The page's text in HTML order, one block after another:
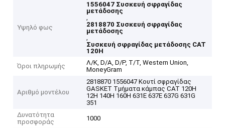
Υψηλό φως
1556047 Συσκευή σφραγίδας
μετάδοσης
,
2818870 Συσκευή σφραγίδας
μετάδοσης
,
Συσκευή σφραγίδας μετάδοσης CAT
120H
Όροι πληρωμής
Λ/Κ, D/A, D/P, T/T, Western Union,
MoneyGram
Αριθμό μοντέλου
2818870 1556047 Κουτί σφραγίδας
GASKET Τμήματα κάμπας CAT 120H
12H 140H 160H 631E 637E 637G 631G
351
Δυνατότητα
προσφοράς
1000